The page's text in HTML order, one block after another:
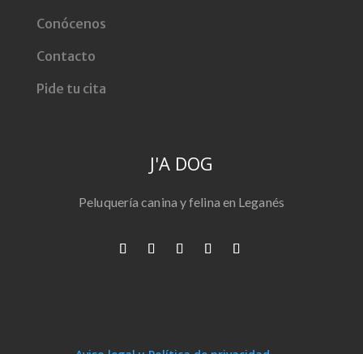
Conócenos
Contacto
Pide tu cita
J'A DOG
Peluquería canina y felina en Leganés